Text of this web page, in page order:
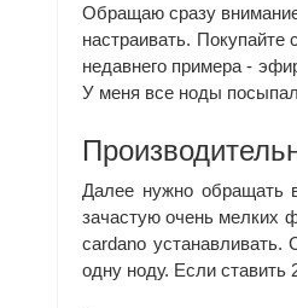
Обращаю сразу
настраивать.
недавнего примера -
У меня все ноды
Далее нужно обращать
зачастую очень мелких
cardano
одну ноду. Если ставить